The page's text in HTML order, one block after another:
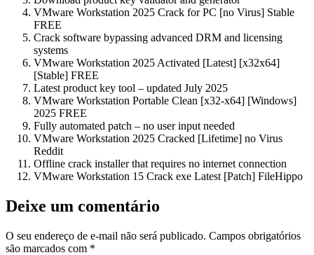
VMware Workstation 2025 Crack for PC [no Virus] Stable
FREE
Crack software bypassing advanced DRM and licensing
systems
VMware Workstation 2025 Activated [Latest] [x32x64]
[Stable] FREE
Latest product key tool – updated July 2025
VMware Workstation Portable Clean [x32-x64] [Windows]
2025 FREE
Fully automated patch – no user input needed
VMware Workstation 2025 Cracked [Lifetime] no Virus
Reddit
Offline crack installer that requires no internet connection
VMware Workstation 15 Crack exe Latest [Patch] FileHippo
Deixe um comentário
O seu endereço de e-mail não será publicado. Campos obrigatórios
são marcados com *